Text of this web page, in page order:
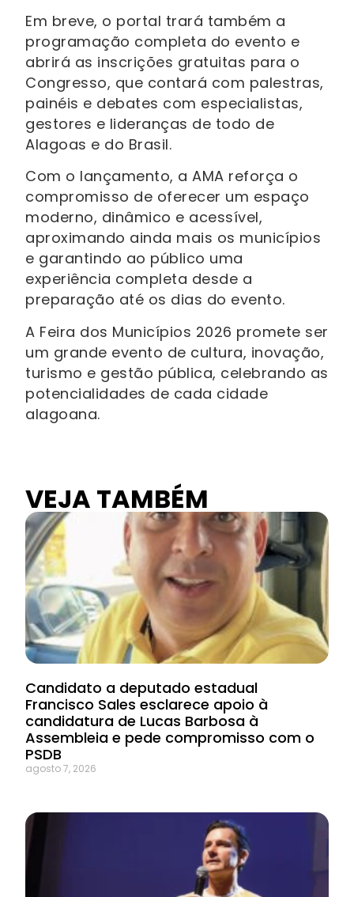
Em breve, o portal trará também a
programação completa do evento e
abrirá as inscrições gratuitas para o
Congresso, que contará com palestras,
painéis e debates com especialistas,
gestores e lideranças de todo de
Alagoas e do Brasil.
Com o lançamento, a AMA reforça o
compromisso de oferecer um espaço
moderno, dinâmico e acessível,
aproximando ainda mais os municípios
e garantindo ao público uma
experiência completa desde a
preparação até os dias do evento.
A Feira dos Municípios 2026 promete ser
um grande evento de cultura, inovação,
turismo e gestão pública, celebrando as
potencialidades de cada cidade
alagoana.
VEJA TAMBÉM
Candidato a deputado estadual
Francisco Sales esclarece apoio à
candidatura de Lucas Barbosa à
Assembleia e pede compromisso com o
PSDB
agosto 7, 2026